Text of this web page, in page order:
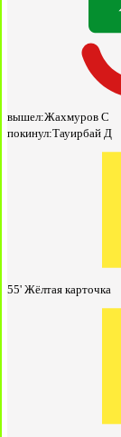
вышел:Жахмуров С
покинул:Тауирбай Д
55' Жёлтая карточка